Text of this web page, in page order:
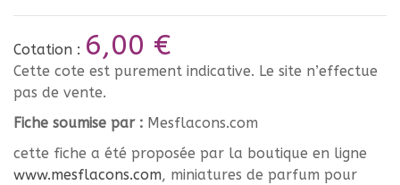
Cotation : 6,00 €
Cette cote est purement indicative. Le site n’effectue
pas de vente.
Fiche soumise par : Mesflacons.com
cette fiche a été proposée par la boutique en ligne
www.mesflacons.com, miniatures de parfum pour